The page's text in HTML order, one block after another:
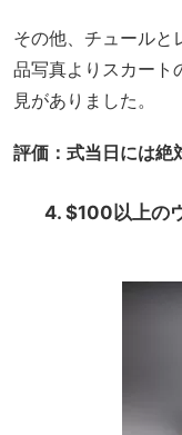
その他、チュールと
品写真よりスカート
見がありました。
評価：式当日には絶
4. $100以上の